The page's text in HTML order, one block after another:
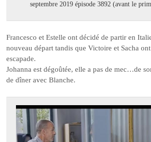
septembre 2019 épisode 3892 (avant le
Francesco et Estelle ont décidé de partir en
nouveau départ tandis que Victoire et Sacha
escapade.
Johanna est dégoûtée, elle a pas de mec…de
de dîner avec Blanche.